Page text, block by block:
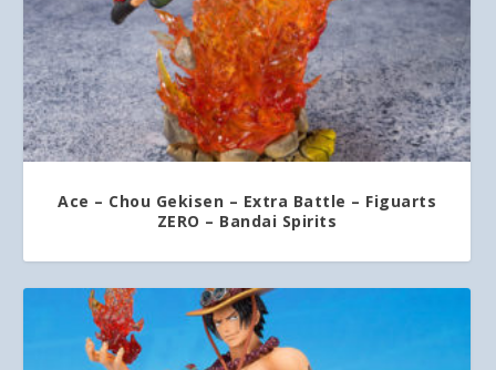
Ace – Chou Gekisen – Extra Battle – Figuarts
ZERO – Bandai Spirits